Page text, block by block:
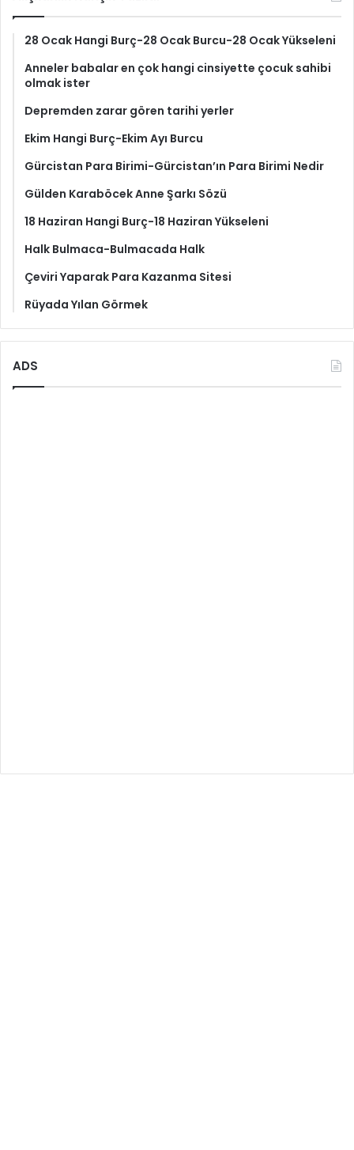
28 Ocak Hangi Burç-28 Ocak Burcu-28 Ocak Yükseleni
Anneler babalar en çok hangi cinsiyette çocuk sahibi
olmak ister
Depremden zarar gören tarihi yerler
Ekim Hangi Burç-Ekim Ayı Burcu
Gürcistan Para Birimi-Gürcistan’ın Para Birimi Nedir
Gülden Karaböcek Anne Şarkı Sözü
18 Haziran Hangi Burç-18 Haziran Yükseleni
Halk Bulmaca-Bulmacada Halk
Çeviri Yaparak Para Kazanma Sitesi
Rüyada Yılan Görmek
ADS